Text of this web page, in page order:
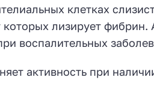
клетках
лизирует фибрин.
воспалительных
активность при